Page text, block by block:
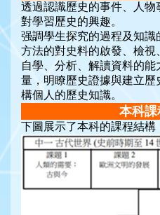
透過認識歷史的事件、人
對學習歷史的興趣。
强調學生探究的過程及知
方法的對史料的啟發、檢
自學、分析、解讀資料的
量，明瞭歷史證據與建立
構個人的歷史知識。
本科
下圖展示了本科的課程結構